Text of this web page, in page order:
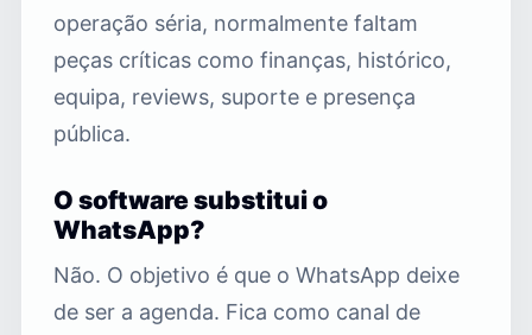
operação séria, normalmente faltam
peças críticas como finanças, histórico,
equipa, reviews, suporte e presença
pública.
O software substitui o
WhatsApp?
Não. O objetivo é que o WhatsApp deixe
de ser a agenda. Fica como canal de